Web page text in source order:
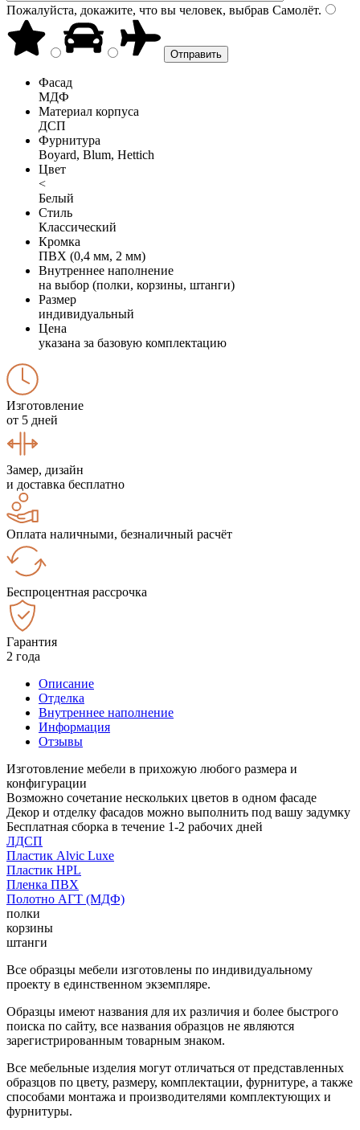
Пожалуйста, докажите, что вы человек, выбрав Самолёт.
Фасад
МДФ
Материал корпуса
ДСП
Фурнитура
Boyard, Blum, Hettich
Цвет
<
Белый
Стиль
Классический
Кромка
ПВХ (0,4 мм, 2 мм)
Внутреннее наполнение
на выбор (полки, корзины, штанги)
Размер
индивидуальный
Цена
указана за базовую комплектацию
Изготовление
от 5 дней
Замер, дизайн
и доставка бесплатно
Оплата наличными, безналичный расчёт
Беспроцентная рассрочка
Гарантия
2 года
Описание
Отделка
Внутреннее наполнение
Информация
Отзывы
Изготовление мебели в прихожую любого размера и
конфигурации
Возможно сочетание нескольких цветов в одном фасаде
Декор и отделку фасадов можно выполнить под вашу задумку
Бесплатная сборка в течение 1-2 рабочих дней
ЛДСП
Пластик Alvic Luxe
Пластик HPL
Пленка ПВХ
Полотно АГТ (МДФ)
полки
корзины
штанги
Все образцы мебели изготовлены по индивидуальному
проекту в единственном экземпляре.
Образцы имеют названия для их различия и более быстрого
поиска по сайту, все названия образцов не являются
зарегистрированным товарным знаком.
Все мебельные изделия могут отличаться от представленных
образцов по цвету, размеру, комплектации, фурнитуре, а также
способами монтажа и производителями комплектующих и
фурнитуры.